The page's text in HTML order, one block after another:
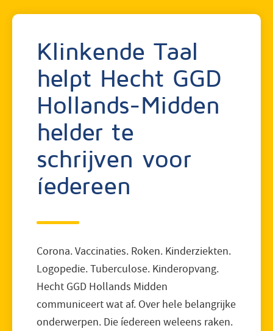
Klinkende Taal
helpt Hecht GGD
Hollands-Midden
helder te
schrijven voor
íedereen
Corona. Vaccinaties. Roken. Kinderziekten.
Logopedie. Tuberculose. Kinderopvang.
Hecht GGD Hollands Midden
communiceert wat af. Over hele belangrijke
onderwerpen. Die íedereen weleens raken.